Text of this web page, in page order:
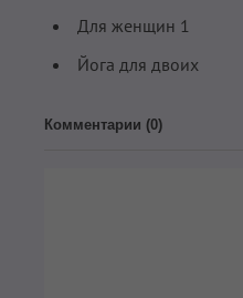
Для женщин 1
Йога для двоих
Комментарии (0)